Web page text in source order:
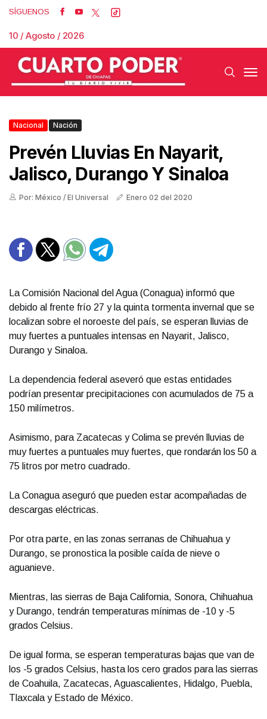
SÍGUENOS
10 / Agosto / 2026
Nacional Nación
Prevén Lluvias En Nayarit,
Jalisco, Durango Y Sinaloa
Por: México / El Universal Enero 02 del 2020
La Comisión Nacional del Agua (Conagua) informó que
debido al frente frío 27 y la quinta tormenta invernal que se
localizan sobre el noroeste del país, se esperan lluvias de
muy fuertes a puntuales intensas en Nayarit, Jalisco,
Durango y Sinaloa.
La dependencia federal aseveró que estas entidades
podrían presentar precipitaciones con acumulados de 75 a
150 milímetros.
Asimismo, para Zacatecas y Colima se prevén lluvias de
muy fuertes a puntuales muy fuertes, que rondarán los 50 a
75 litros por metro cuadrado.
La Conagua aseguró que pueden estar acompañadas de
descargas eléctricas.
Por otra parte, en las zonas serranas de Chihuahua y
Durango, se pronostica la posible caída de nieve o
aguanieve.
Mientras, las sierras de Baja California, Sonora, Chihuahua
y Durango, tendrán temperaturas mínimas de -10 y -5
grados Celsius.
De igual forma, se esperan temperaturas bajas que van de
los -5 grados Celsius, hasta los cero grados para las sierras
de Coahuila, Zacatecas, Aguascalientes, Hidalgo, Puebla,
Tlaxcala y Estado de México.